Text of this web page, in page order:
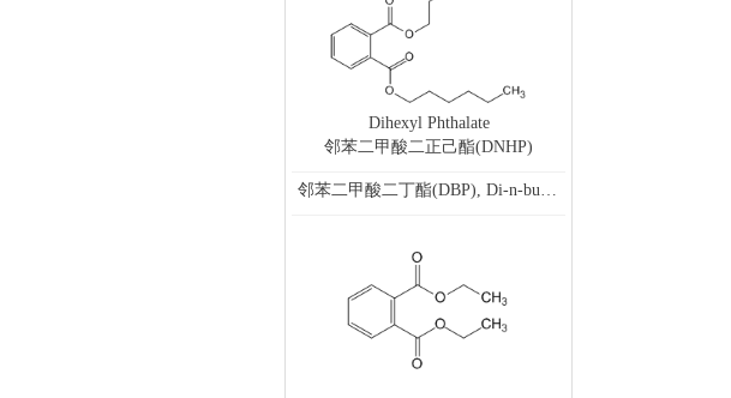
Dihexyl Phthalate
邻苯二甲酸二正己酯(DNHP)
邻苯二甲酸二丁酯(DBP), Di-n-butyl phthalate (DBP),100 μg/mL in MeOH